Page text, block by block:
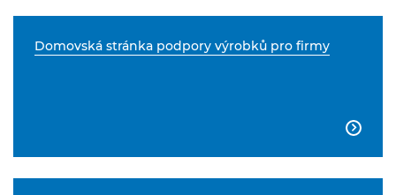
Domovská stránka podpory výrobků pro firmy
